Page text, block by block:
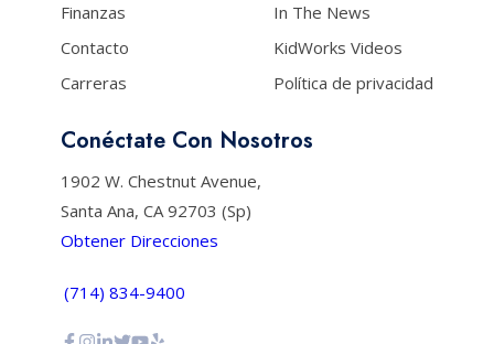
Finanzas
Contacto
Carreras
In The News
KidWorks Videos
Política de privacidad
Conéctate Con Nosotros
1902 W. Chestnut Avenue,
Santa Ana, CA 92703 (Sp)
Obtener Direcciones
(714) 834-9400